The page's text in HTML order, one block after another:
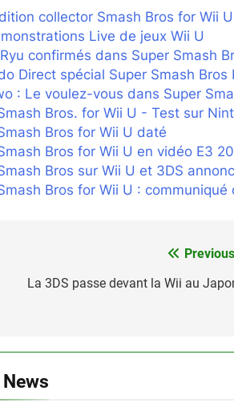
collector Smash Bros for Wii U
Live de jeux Wii U
confirmés dans Super Smash
Direct spécial Super Smash Bros
: Le voulez-vous dans Super
Bros. for Wii U - Test sur
Bros for Wii U daté
Bros for Wii U en vidéo E3
Bros sur Wii U et 3DS
Bros for Wii U : communiqué
La 3DS passe devant la Wii au